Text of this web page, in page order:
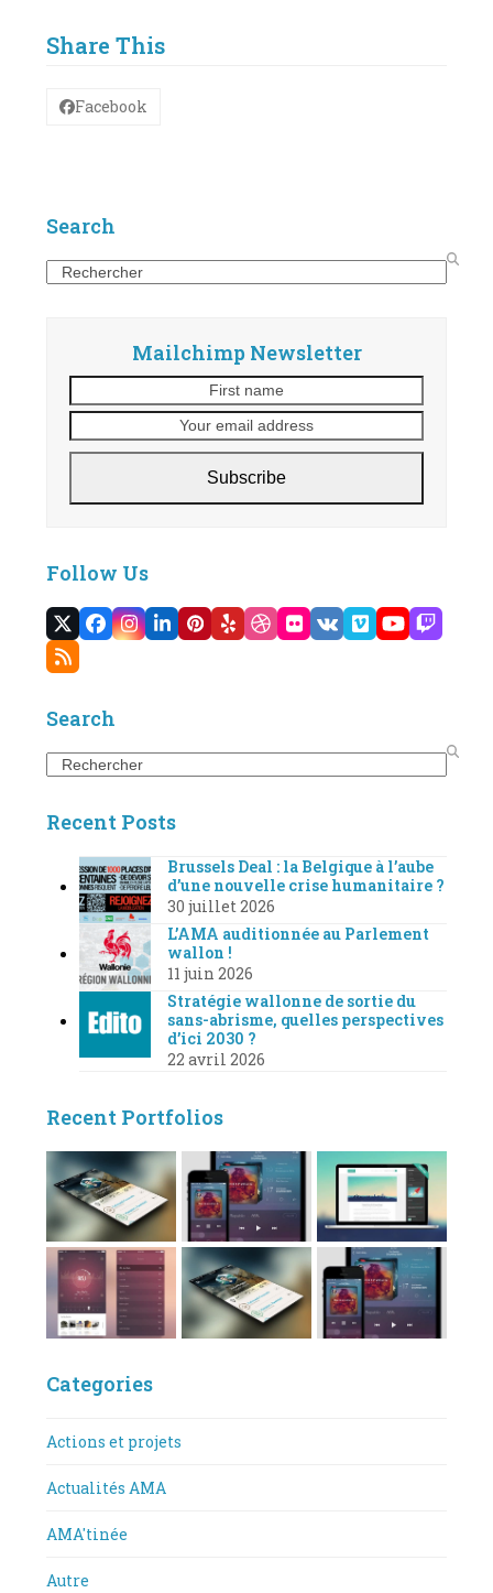
Share This
Facebook
Search
Search
Mailchimp Newsletter
name
email
Subscribe
Follow Us
Twitter
(deprecated)
Facebook
Instagram
LinkedIn
Pinterest
YelpDribbble
Flickr
VKVimeoYouTube
RSS
Search
Search
Recent Posts
Brussels Deal : la Belgique à l’aube
d’une nouvelle crise humanitaire ?
30 juillet 2026
L’AMA auditionnée au Parlement
wallon !
11 juin 2026
Stratégie wallonne de sortie du
sans-abrisme, quelles perspectives
d’ici 2030 ?
22 avril 2026
Recent Portfolios
Categories
Actions et projets
Actualités AMA
AMA'tinée
Autre